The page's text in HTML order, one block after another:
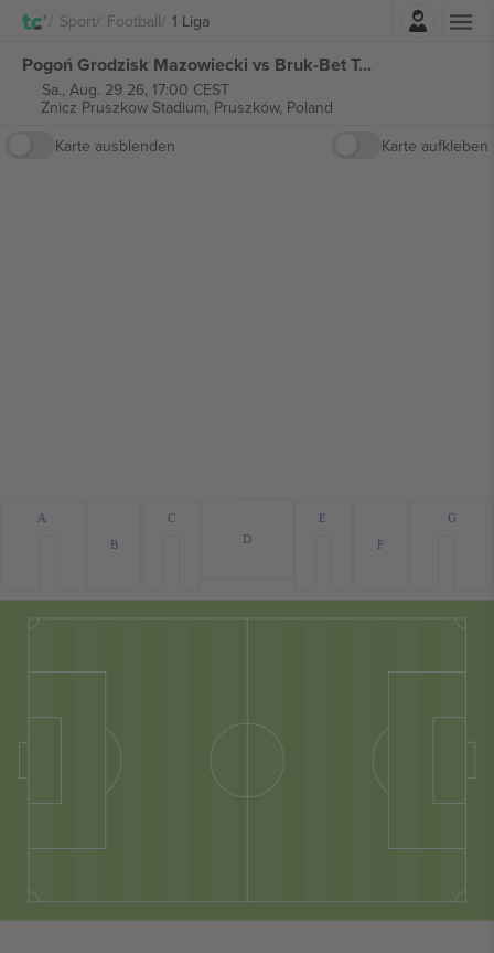
Sport Football 1 Liga
Pogoń Grodzisk Mazowiecki vs Bruk-Bet Termalica Nieciecza 1 Liga tickets
Sa., Aug. 29 26, 17:00 CEST
Znicz Pruszkow Stadium, Pruszków, Poland
Karte ausblenden
Karte aufkleben
G
F
E
D
C
B
A